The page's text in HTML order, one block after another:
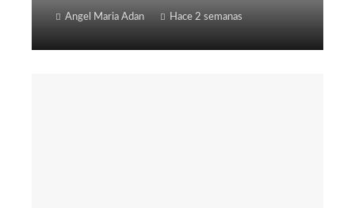
Angel Maria Adan Hace 2 semanas